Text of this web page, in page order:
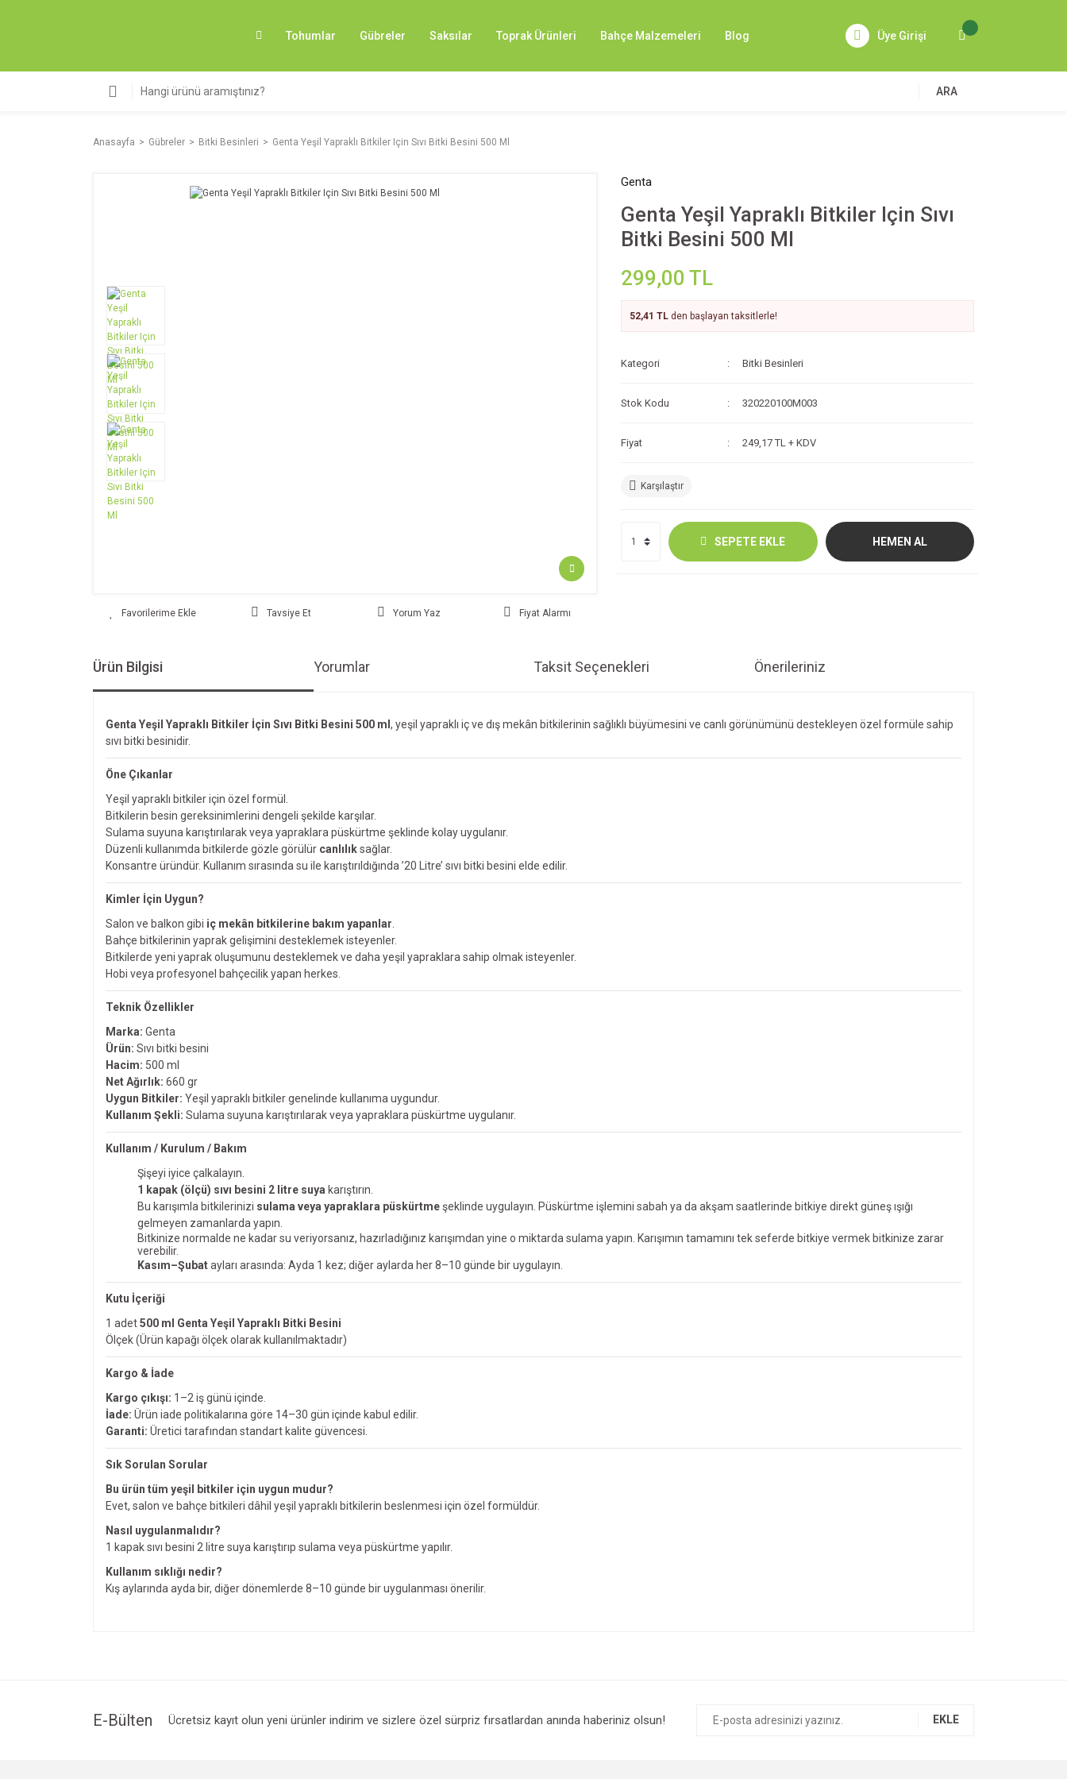
Tohumlar Gübreler Saksılar Toprak Ürünleri Bahçe Malzemeleri Blog Üye Girişi
ARA
Anasayfa Gübreler Bitki Besinleri Genta Yeşil Yapraklı Bitkiler Için Sıvı Bitki Besini 500 Ml
Tavsiye Et Yorum Yaz Fiyat Alarmı
Genta
Genta Yeşil Yapraklı Bitkiler Için Sıvı
Bitki Besini 500 Ml
299,00 TL
52,41 TL den başlayan taksitlerle!
Kategori Bitki Besinleri
Stok Kodu 320220100M003
Fiyat 249,17 TL + KDV
Karşılaştır
SEPETE EKLE HEMEN AL
Ürün Bilgisi Yorumlar Taksit Seçenekleri Önerileriniz
Genta Yeşil Yapraklı Bitkiler İçin Sıvı Bitki Besini 500 ml, yeşil yapraklı iç ve dış mekân bitkilerinin sağlıklı büyümesini ve canlı görünümünü destekleyen özel formüle sahip
sıvı bitki besinidir.
Öne Çıkanlar
Yeşil yapraklı bitkiler için özel formül.
Bitkilerin besin gereksinimlerini dengeli şekilde karşılar.
Sulama suyuna karıştırılarak veya yapraklara püskürtme şeklinde kolay uygulanır.
Düzenli kullanımda bitkilerde gözle görülür canlılıksağlar.
Konsantre üründür. Kullanım sırasında su ile karıştırıldığında ’20 Litre’ sıvı bitki besini elde edilir.
Kimler İçin Uygun?
Salon ve balkon gibi iç mekân bitkilerine bakım yapanlar
Bahçe bitkilerinin yaprak gelişimini desteklemek isteyenler.
Bitkilerde yeni yaprak oluşumunu desteklemek ve daha yeşil yapraklara sahip olmak isteyenler.
Hobi veya profesyonel bahçecilik yapan herkes.
Teknik Özellikler
Marka: Genta
Ürün: Sıvı bitki besini
Hacim: 500 ml
Net Ağırlık: 660 gr
Uygun Bitkiler: Yeşil yapraklı bitkiler genelinde kullanıma uygundur.
Kullanım Şekli: Sulama suyuna karıştırılarak veya yapraklara püskürtme uygulanır.
Kullanım / Kurulum / Bakım
Şişeyi iyice çalkalayın.
1 kapak (ölçü) sıvı besini 2 litre suya karıştırın.
Bu karışımla bitkilerinizi sulama veya yapraklara püskürtmeşeklinde uygulayın. Püskürtme işlemini sabah ya da akşam saatlerinde bitkiye direkt güneş ışığı
gelmeyen zamanlarda yapın.
Bitkinize normalde ne kadar su veriyorsanız, hazırladığınız karışımdan yine o miktarda sulama yapın. Karışımın tamamını tek seferde bitkiye vermek bitkinize zarar
verebilir.
Kasım–Şubatayları arasında: Ayda 1 kez; diğer aylarda her 8–10 günde bir uygulayın.
Kutu İçeriği
1 adet500 ml Genta Yeşil Yapraklı Bitki Besini
Ölçek (Ürün kapağı ölçek olarak kullanılmaktadır)
Kargo & İade
Kargo çıkışı: 1–2 iş günü içinde.
İade: Ürün iade politikalarına göre 14–30 gün içinde kabul edilir.
Garanti: Üretici tarafından standart kalite güvencesi.
Sık Sorulan Sorular
Bu ürün tüm yeşil bitkiler için uygun mudur?
Evet, salon ve bahçe bitkileri dâhil yeşil yapraklı bitkilerin beslenmesi için özel formüldür.
Nasıl uygulanmalıdır?
1 kapak sıvı besini 2 litre suya karıştırıp sulama veya püskürtme yapılır.
Kullanım sıklığı nedir?
Kış aylarında ayda bir, diğer dönemlerde 8–10 günde bir uygulanması önerilir.
Ürün bilgilerinde hatalar bulunuyor.
E-Bülten Ücretsiz kayıt olun yeni ürünler indirim ve sizlere özel sürpriz fırsatlardan anında haberiniz olsun! EKLE